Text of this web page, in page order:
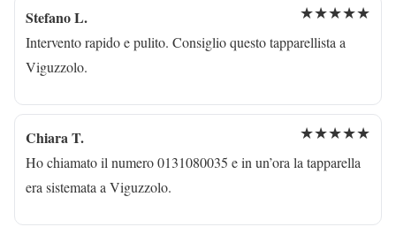
Stefano L. ★★★★★
Intervento rapido e pulito. Consiglio questo tapparellista a
Viguzzolo.
Chiara T. ★★★★★
Ho chiamato il numero 0131080035 e in un’ora la tapparella
era sistemata a Viguzzolo.